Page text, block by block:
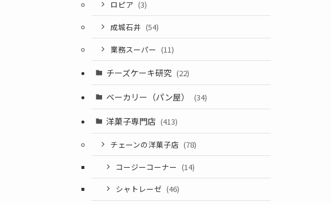
ロピア (3)
成城石井 (54)
業務スーパー (11)
チーズケーキ研究 (22)
ベーカリー（パン屋） (34)
洋菓子専門店 (413)
チェーンの洋菓子店 (78)
コージーコーナー (14)
シャトレーゼ (46)